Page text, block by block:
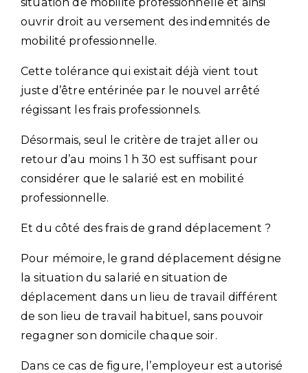
ouvrir droit au versement des indemnités de
mobilité professionnelle.
Cette tolérance qui existait déjà vient tout
juste d’être entérinée par le nouvel arrêté
régissant les frais professionnels.
Désormais, seul le critère de trajet aller ou
retour d’au moins 1 h 30 est suffisant pour
considérer que le salarié est en mobilité
professionnelle.
Et du côté des frais de grand déplacement ?
Pour mémoire, le grand déplacement désigne
la situation du salarié en situation de
déplacement dans un lieu de travail différent
de son lieu de travail habituel, sans pouvoir
regagner son domicile chaque soir.
Dans ce cas de figure, l’employeur est autorisé